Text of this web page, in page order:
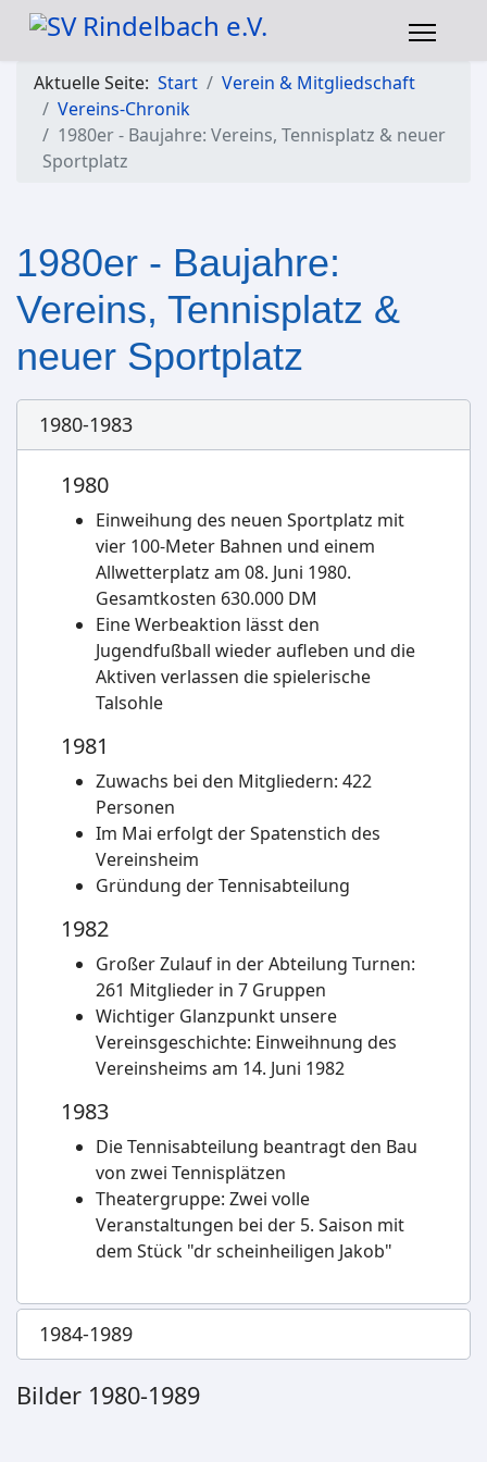
Aktuelle Seite: Start
Verein & Mitgliedschaft
Vereins-Chronik
1980er - Baujahre: Vereins, Tennisplatz & neuer
Sportplatz
1980er - Baujahre:
Vereins, Tennisplatz &
neuer Sportplatz
1980-1983
1980
Einweihung des neuen Sportplatz mit
vier 100-Meter Bahnen und einem
Allwetterplatz am 08. Juni 1980.
Gesamtkosten 630.000 DM
Eine Werbeaktion lässt den
Jugendfußball wieder aufleben und die
Aktiven verlassen die spielerische
Talsohle
1981
Zuwachs bei den Mitgliedern: 422
Personen
Im Mai erfolgt der Spatenstich des
Vereinsheim
Gründung der Tennisabteilung
1982
Großer Zulauf in der Abteilung Turnen:
261 Mitglieder in 7 Gruppen
Wichtiger Glanzpunkt unsere
Vereinsgeschichte: Einweihnung des
Vereinsheims am 14. Juni 1982
1983
Die Tennisabteilung beantragt den Bau
von zwei Tennisplätzen
Theatergruppe: Zwei volle
Veranstaltungen bei der 5. Saison mit
dem Stück "dr scheinheiligen Jakob"
1984-1989
Bilder 1980-1989